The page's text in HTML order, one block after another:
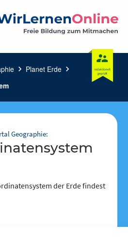
chevron_right Planet Erde chevron_right
Geographie:
der Erde findest